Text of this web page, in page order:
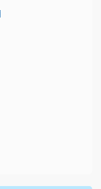
modules/
presentation/d/
presentation/d/